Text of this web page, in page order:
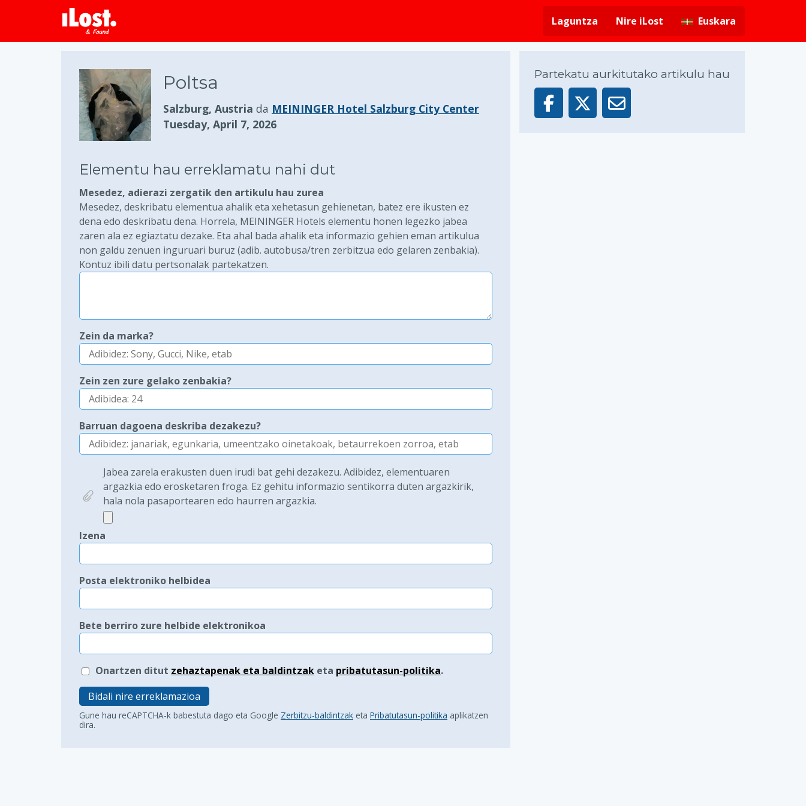
Laguntza Nire iLost Euskara
Poltsa
Salzburg, Austria da MEININGER Hotel Salzburg City Center
Tuesday, April 7, 2026
Elementu hau erreklamatu nahi dut
Mesedez, adierazi zergatik den artikulu hau zurea
Mesedez, deskribatu elementua ahalik eta xehetasun gehienetan, batez ere ikusten ez
dena edo deskribatu dena. Horrela, MEININGER Hotels elementu honen legezko jabea
zaren ala ez egiaztatu dezake. Eta ahal bada ahalik eta informazio gehien eman artikulua
non galdu zenuen inguruari buruz (adib. autobusa/tren zerbitzua edo gelaren zenbakia).
Kontuz ibili datu pertsonalak partekatzen.
Zein da marka?
Zein zen zure gelako zenbakia?
Barruan dagoena deskriba dezakezu?
Jabea zarela erakusten duen irudi bat gehi dezakezu. Adibidez, elementuaren
argazkia edo erosketaren froga. Ez gehitu informazio sentikorra duten argazkirik,
hala nola pasaportearen edo haurren argazkia.
Izena
Posta elektroniko helbidea
Bete berriro zure helbide elektronikoa
Onartzen ditut zehaztapenak eta baldintzak eta pribatutasun-politika.
Bidali nire erreklamazioa
Gune hau reCAPTCHA-k babestuta dago eta Google Zerbitzu-baldintzak eta Pribatutasun-politika aplikatzen
dira.
Partekatu aurkitutako artikulu hau